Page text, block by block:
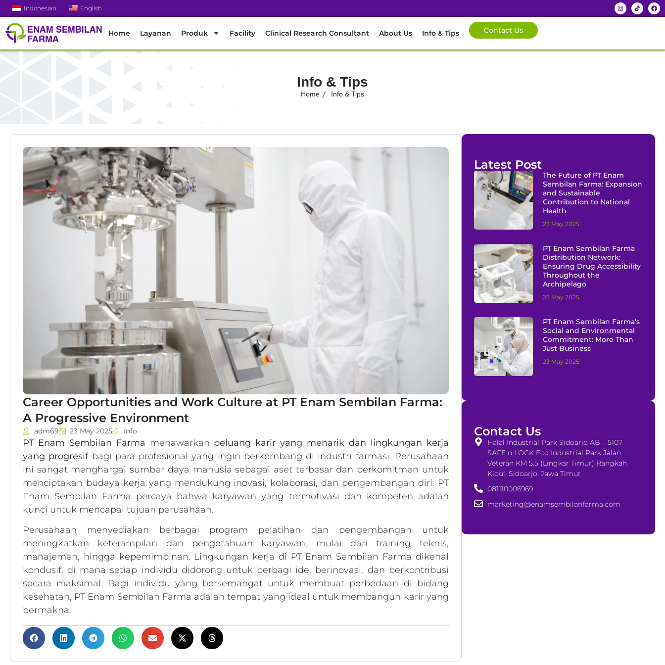
Indonesian English
Home Layanan Produk Facility Clinical Research Consultant About Us Info & Tips Contact Us
Info & Tips
Home Info & Tips
Career Opportunities and Work Culture at PT Enam Sembilan Farma:
A Progressive Environment
adm69 23 May 2025 Info
PT Enam Sembilan Farma menawarkan peluang karir yang menarik dan lingkungan kerja
yang progresifbagi para profesional yang ingin berkembang di industri farmasi. Perusahaan
ini sangat menghargai sumber daya manusia sebagai aset terbesar dan berkomitmen untuk
menciptakan budaya kerja yang mendukung inovasi, kolaborasi, dan pengembangan diri. PT
Enam Sembilan Farma percaya bahwa karyawan yang termotivasi dan kompeten adalah
kunci untuk mencapai tujuan perusahaan.
Perusahaan menyediakan berbagai program pelatihan dan pengembangan untuk
meningkatkan keterampilan dan pengetahuan karyawan, mulai dari training teknis,
manajemen, hingga kepemimpinan. Lingkungan kerja di PT Enam Sembilan Farma dikenal
kondusif, di mana setiap individu didorong untuk berbagi ide, berinovasi, dan berkontribusi
secara maksimal. Bagi individu yang bersemangat untuk membuat perbedaan di bidang
kesehatan, PT Enam Sembilan Farma adalah tempat yang ideal untuk membangun karir yang
bermakna.
Latest Post
The Future of PT Enam
Sembilan Farma: Expansion
and Sustainable
Contribution to National
Health
23 May 2025
PT Enam Sembilan Farma
Distribution Network:
Ensuring Drug Accessibility
Throughout the
Archipelago
23 May 2025
PT Enam Sembilan Farma's
Social and Environmental
Commitment: More Than
Just Business
23 May 2025
Contact Us
Halal Industrial Park Sidoarjo AB – 5107
SAFE n LOCK Eco Industrial Park Jalan
Veteran KM 5.5 (Lingkar Timur) Rangkah
Kidul, Sidoarjo, Jawa Timur
081110006969
marketing@enamsembilanfarma.com